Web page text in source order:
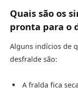
Quais são os
pronta para o
Alguns indícios de
desfralde são:
A fralda fica